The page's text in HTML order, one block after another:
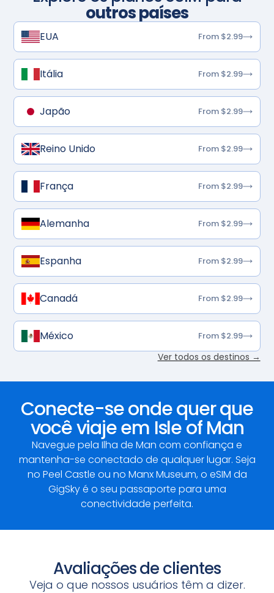
outros países
EUA From $2.99
Itália From $2.99
Japão From $2.99
Reino Unido From $2.99
França From $2.99
Alemanha From $2.99
Espanha From $2.99
Canadá From $2.99
México From $2.99
Ver todos os destinos →
Conecte-se onde quer que
você viaje em Isle of Man
Navegue pela Ilha de Man com confiança e
mantenha-se conectado de qualquer lugar. Seja
no Peel Castle ou no Manx Museum, o eSIM da
GigSky é o seu passaporte para uma
conectividade perfeita.
Avaliações de clientes
Veja o que nossos usuários têm a dizer.